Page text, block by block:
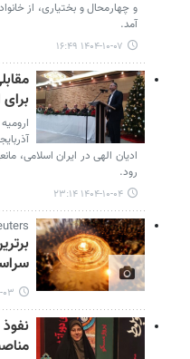
و چهارمحال و بختیاری، از
آمد.
۱۴۰۴-۱۰-۰۷ ۱۶:۴۹
ادیان الهی در ایران اسلامی،
رود.
۱۴۰۴-۱۰-۰۴ ۲۳:۱۴